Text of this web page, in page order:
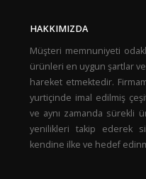
HAKKIMIZDA
Müşteri memnuniyeti
ürünleri en uygun şartlar
hareket etmektedir.
yurtiçinde imal edilmiş
ve aynı zamanda sürekli
yenilikleri takip ederek
kendine ilke ve hedef